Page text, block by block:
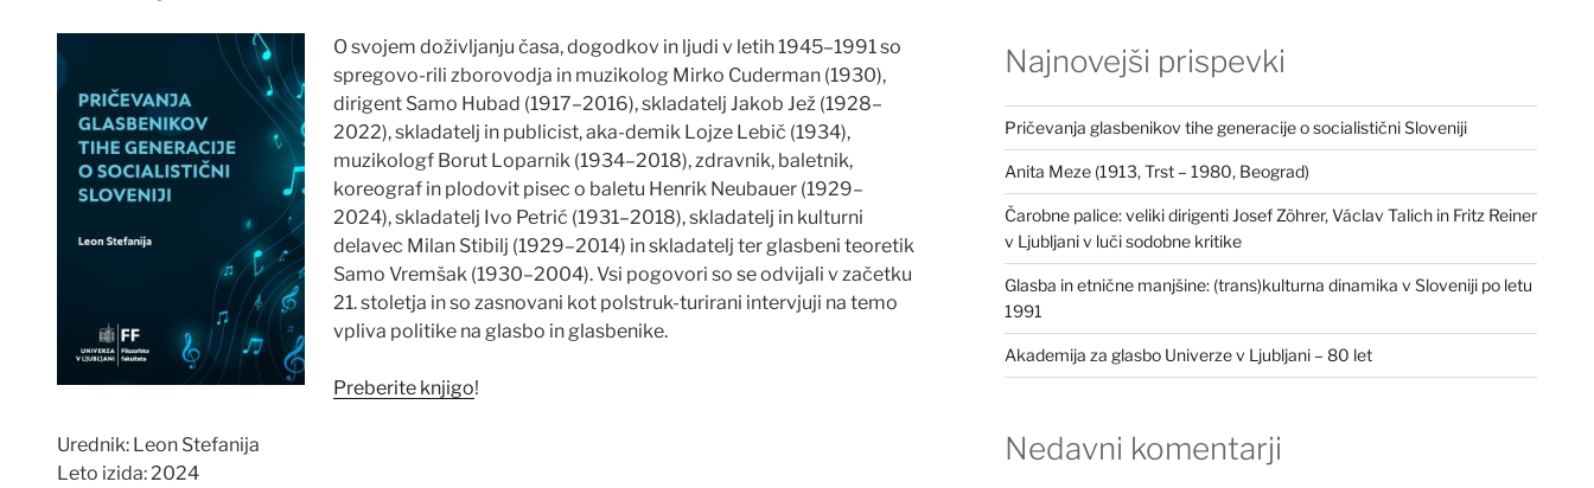
O svojem doživljanju časa, dogodkov in ljudi v letih 1945–1991 so
spregovo-rili zborovodja in muzikolog Mirko Cuderman (1930),
dirigent Samo Hubad (1917–2016), skladatelj Jakob Jež (1928–
2022), skladatelj in publicist, aka-demik Lojze Lebič (1934),
muzikologf Borut Loparnik (1934–2018), zdravnik, baletnik,
koreograf in plodovit pisec o baletu Henrik Neubauer (1929–
2024), skladatelj Ivo Petrić (1931–2018), skladatelj in kulturni
delavec Milan Stibilj (1929–2014) in skladatelj ter glasbeni teoretik
Samo Vremšak (1930–2004). Vsi pogovori so se odvijali v začetku
21. stoletja in so zasnovani kot polstruk-turirani intervjuji na temo
vpliva politike na glasbo in glasbenike.
Preberite knjigo!
Urednik: Leon Stefanija
Leto izida: 2024
Najnovejši prispevki
Pričevanja glasbenikov tihe generacije o socialistični Sloveniji
Anita Meze (1913, Trst – 1980, Beograd)
Čarobne palice: veliki dirigenti Josef Zöhrer, Václav Talich in Fritz Reiner
v Ljubljani v luči sodobne kritike
Glasba in etnične manjšine: (trans)kulturna dinamika v Sloveniji po letu
1991
Akademija za glasbo Univerze v Ljubljani – 80 let
Nedavni komentarji